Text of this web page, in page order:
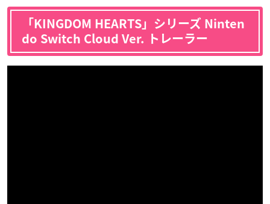
「KINGDOM HEARTS」シリーズ Ninten
do Switch Cloud Ver. トレーラー